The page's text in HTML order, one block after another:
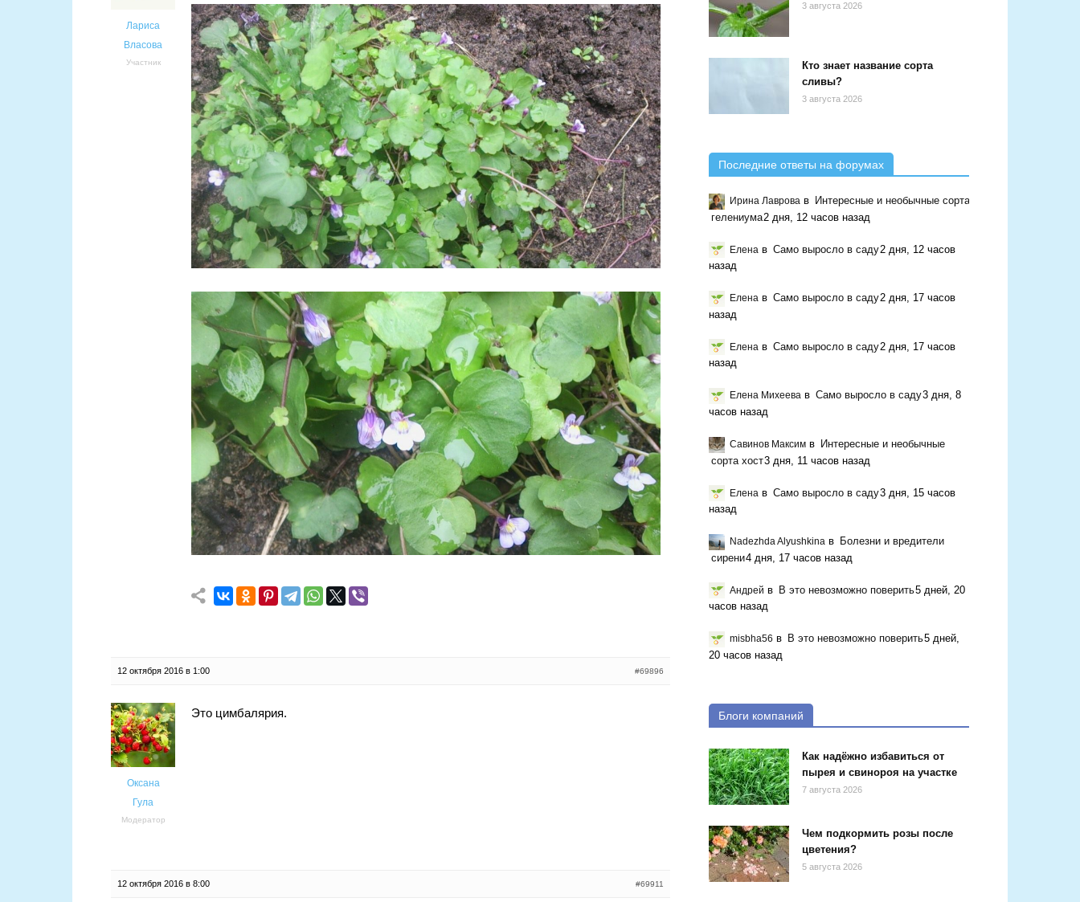
Лариса
Власова
Участник
12 октября 2016 в 1:00 #69896
Оксана
Гула
Модератор
Это цимбалярия.
12 октября 2016 в 8:00 #69911
3 августа 2026
Кто знает название сорта
сливы?
3 августа 2026
Последние ответы на форумах
Ирина Лаврова в Интересные и необычные сорта
гелениума2 дня, 12 часов назад
Елена в Само выросло в саду2 дня, 12 часов
назад
Елена в Само выросло в саду2 дня, 17 часов
назад
Елена в Само выросло в саду2 дня, 17 часов
назад
Елена Михеева в Само выросло в саду3 дня, 8
часов назад
Савинов Максим в Интересные и необычные
сорта хост3 дня, 11 часов назад
Елена в Само выросло в саду3 дня, 15 часов
назад
Nadezhda Alyushkina в Болезни и вредители
сирени4 дня, 17 часов назад
Андрей в В это невозможно поверить5 дней, 20
часов назад
misbha56 в В это невозможно поверить5 дней,
20 часов назад
Блоги компаний
Как надёжно избавиться от
пырея и свинороя на участке
7 августа 2026
Чем подкормить розы после
цветения?
5 августа 2026